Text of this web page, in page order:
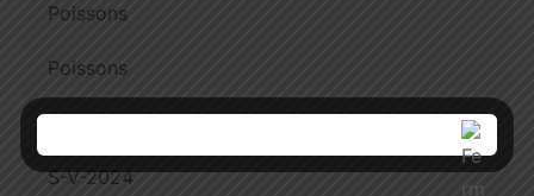
Poissons
Poissons
S-V-2024